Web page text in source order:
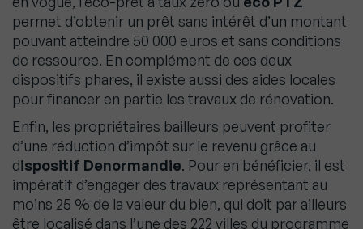
permet d’obtenir un prêt sans intérêt d’un montant
pouvant atteindre 50 000 euros et sans conditions
de ressource. En complément de ces deux
dispositifs phares, il existe aussi des aides locales
pour financer en partie les travaux de rénovation.
Enfin, les propriétaires bailleurs peuvent profiter
d’une réduction d’impôt sur le revenu grâce au
dispositif Denormandie. Pour en bénéficier, il est
impératif d’engager des travaux représentant au
moins 25 % de la valeur du bien, qui doit par ailleurs
être localisé dans l’une des 222 villes du programme